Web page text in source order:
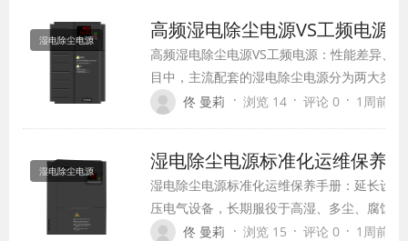
湿电除尘电源 高频湿电除尘电源VS工频电源
高频湿电除尘电源VS工频电源：性能差异、
目中，主流配套的湿电除尘电源分为两大类
尘电源。两类设备核心原理一致，但在技术
佟 曼莉 · 浏览 14 · 评论 0 · 1周前
湿电除尘电源 湿电除尘电源标准化运维保养
湿电除尘电源标准化运维保养手册：延长设
压电气设备，长期服役于高湿、多尘、腐蚀
很多企业重设备采购、轻运维保养，仅在设
佟 曼莉 · 浏览 15 · 评论 0 · 1周前